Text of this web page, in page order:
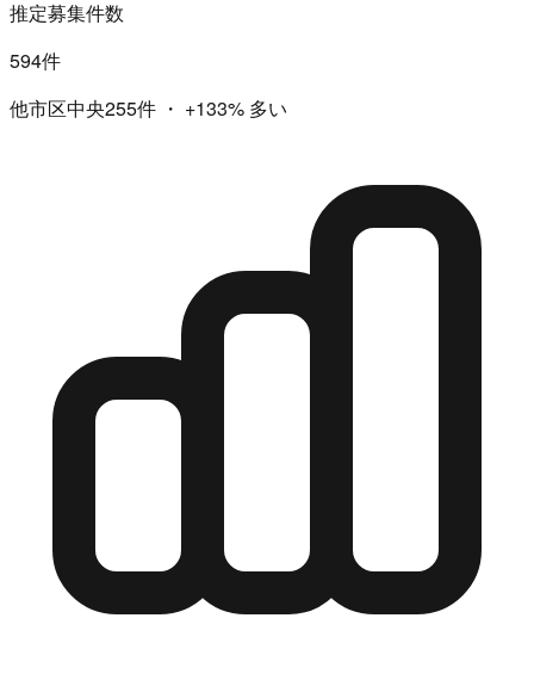
推定募集件数
594件
他市区中央255件 ・ +133% 多い